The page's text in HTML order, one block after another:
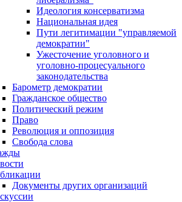
Идеология консерватизма
Национальная идея
Пути легитимации "управляемой
демократии"
Ужесточение уголовного и
уголовно-процесуального
законодательства
Барометр демократии
Гражданское общество
Политический режим
Право
Революция и оппозиция
Свобода слова
Документы других организаций